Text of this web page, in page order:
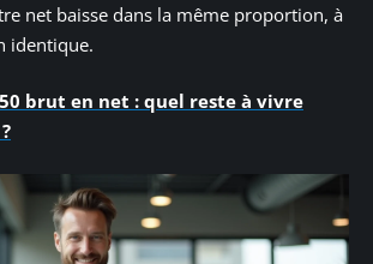
net baisse dans la même proportion, à
identique.
brut en net : quel reste à vivre